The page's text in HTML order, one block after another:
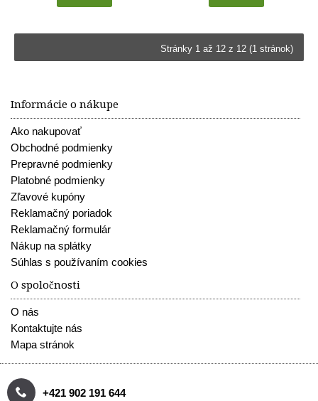
Stránky 1 až 12 z 12 (1 stránok)
Informácie o nákupe
Ako nakupovať
Obchodné podmienky
Prepravné podmienky
Platobné podmienky
Zľavové kupóny
Reklamačný poriadok
Reklamačný formulár
Nákup na splátky
Súhlas s používaním cookies
O spoločnosti
O nás
Kontaktujte nás
Mapa stránok
+421 902 191 644